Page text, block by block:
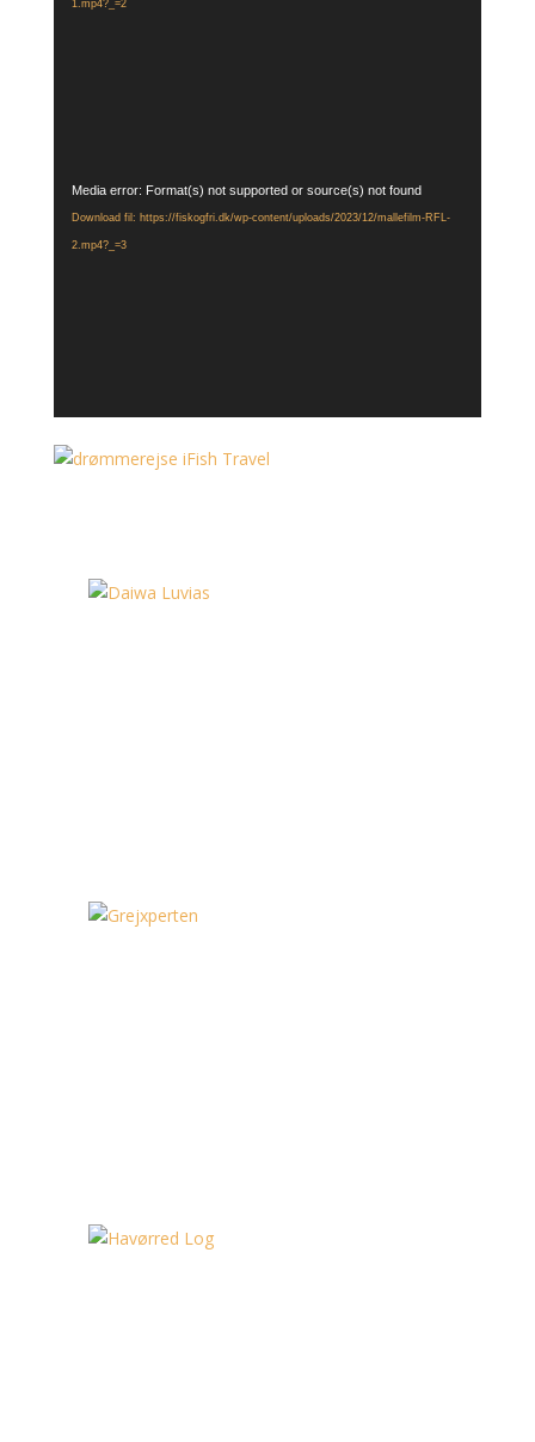
1.mp4?_=2
Videoafspiller
Media error: Format(s) not supported or source(s) not found
Download fil: https://fiskogfri.dk/wp-content/uploads/2023/12/mallefilm-RFL-
2.mp4?_=3